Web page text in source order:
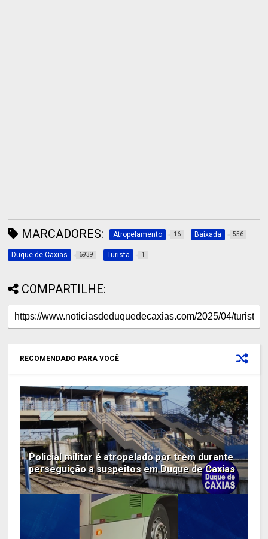
MARCADORES: Atropelamento 16 Baixada 556
Duque de Caxias 6939 Turista 1
COMPARTILHE:
RECOMENDADO PARA VOCÊ
Policial militar é atropelado por trem durante
perseguição a suspeitos em Duque de Caxias